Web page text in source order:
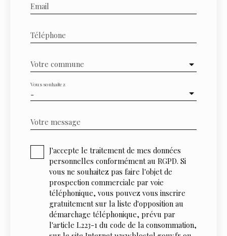
Email
Téléphone
Votre commune
-
Vous souhaitez
Votre message
J'accepte le traitement de mes données
personnelles conformément au RGPD. Si
vous ne souhaitez pas faire l'objet de
prospection commerciale par voie
téléphonique, vous pouvez vous inscrire
gratuitement sur la liste d'opposition au
démarchage téléphonique, prévu par
l'article L223-1 du code de la consommation,